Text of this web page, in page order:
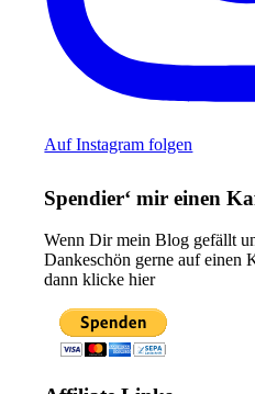
Auf Instagram folgen
Spendier‘ mir einen
Wenn Dir mein Blog gefällt
Dankeschön gerne auf einen
dann klicke hier